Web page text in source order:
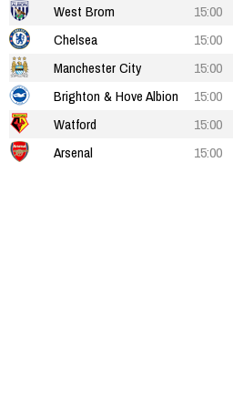
West Brom
15:00
Chelsea
15:00
Manchester City
15:00
Brighton & Hove Albion
15:00
Watford
15:00
Arsenal
15:00